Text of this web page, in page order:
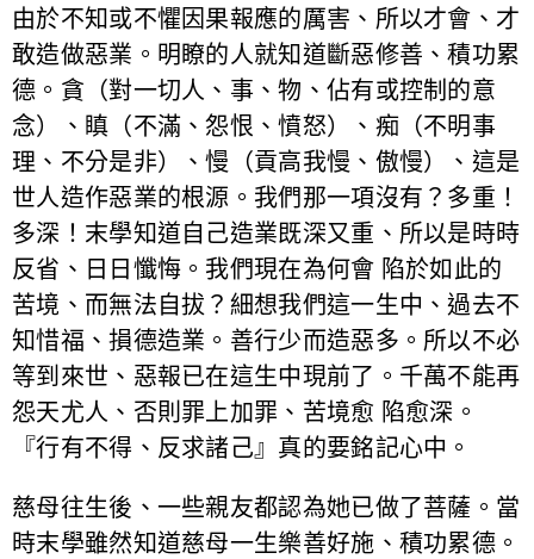
由於不知或不懼因果報應的厲害、所以才會、才
敢造做惡業。明瞭的人就知道斷惡修善、積功累
德。貪（對一切人、事、物、佔有或控制的意
念）、瞋（不滿、怨恨、憤怒）、痴（不明事
理、不分是非）、慢（貢高我慢、傲慢）、這是
世人造作惡業的根源。我們那一項沒有？多重！
多深！末學知道自己造業既深又重、所以是時時
反省、日日懺悔。我們現在為何會 陷於如此的
苦境、而無法自拔？細想我們這一生中、過去不
知惜福、損德造業。善行少而造惡多。所以不必
等到來世、惡報已在這生中現前了。千萬不能再
怨天尤人、否則罪上加罪、苦境愈 陷愈深。
『行有不得、反求諸己』真的要銘記心中。
慈母往生後、一些親友都認為她已做了菩薩。當
時末學雖然知道慈母一生樂善好施、積功累德。